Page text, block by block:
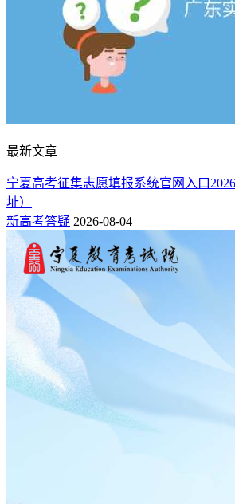
最新文章
宁夏高考征集志愿填报系统官网入口
址）
新高考答疑 2026-08-04